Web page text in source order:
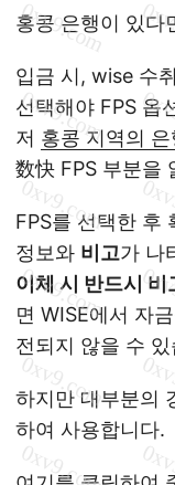
홍콩 은행이 있다
입금 시, wise 수
선택해야 FPS 옵
저 홍콩 지역의
数快 FPS 부분을
FPS를 선택한 후
정보와 비고가 나
이체 시 반드시
면 WISE에서 자
전되지 않을 수
하지만 대부분의
하여 사용합니다.